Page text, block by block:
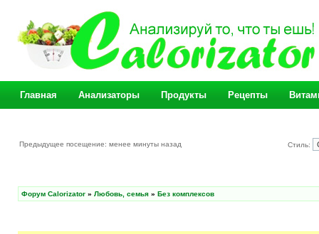
Главная Анализаторы Продукты Рецепты
Предыдущее посещение: менее минуты назад Стиль:
Форум Calorizator » Любовь, семья » Без комплексов